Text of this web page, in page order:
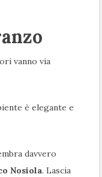
vanno via
è elegante e
davvero
Nosiola. Lascia